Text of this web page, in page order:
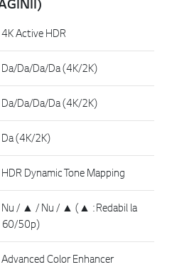
4K Active HDR
Da/Da/Da/Da (4K/2K)
Da/Da/Da/Da (4K/2K)
Da (4K/2K)
HDR Dynamic Tone Mapping
Nu / ▲ / Nu / ▲ (▲ : Redabil la
60/50p)
Advanced Color Enhancer